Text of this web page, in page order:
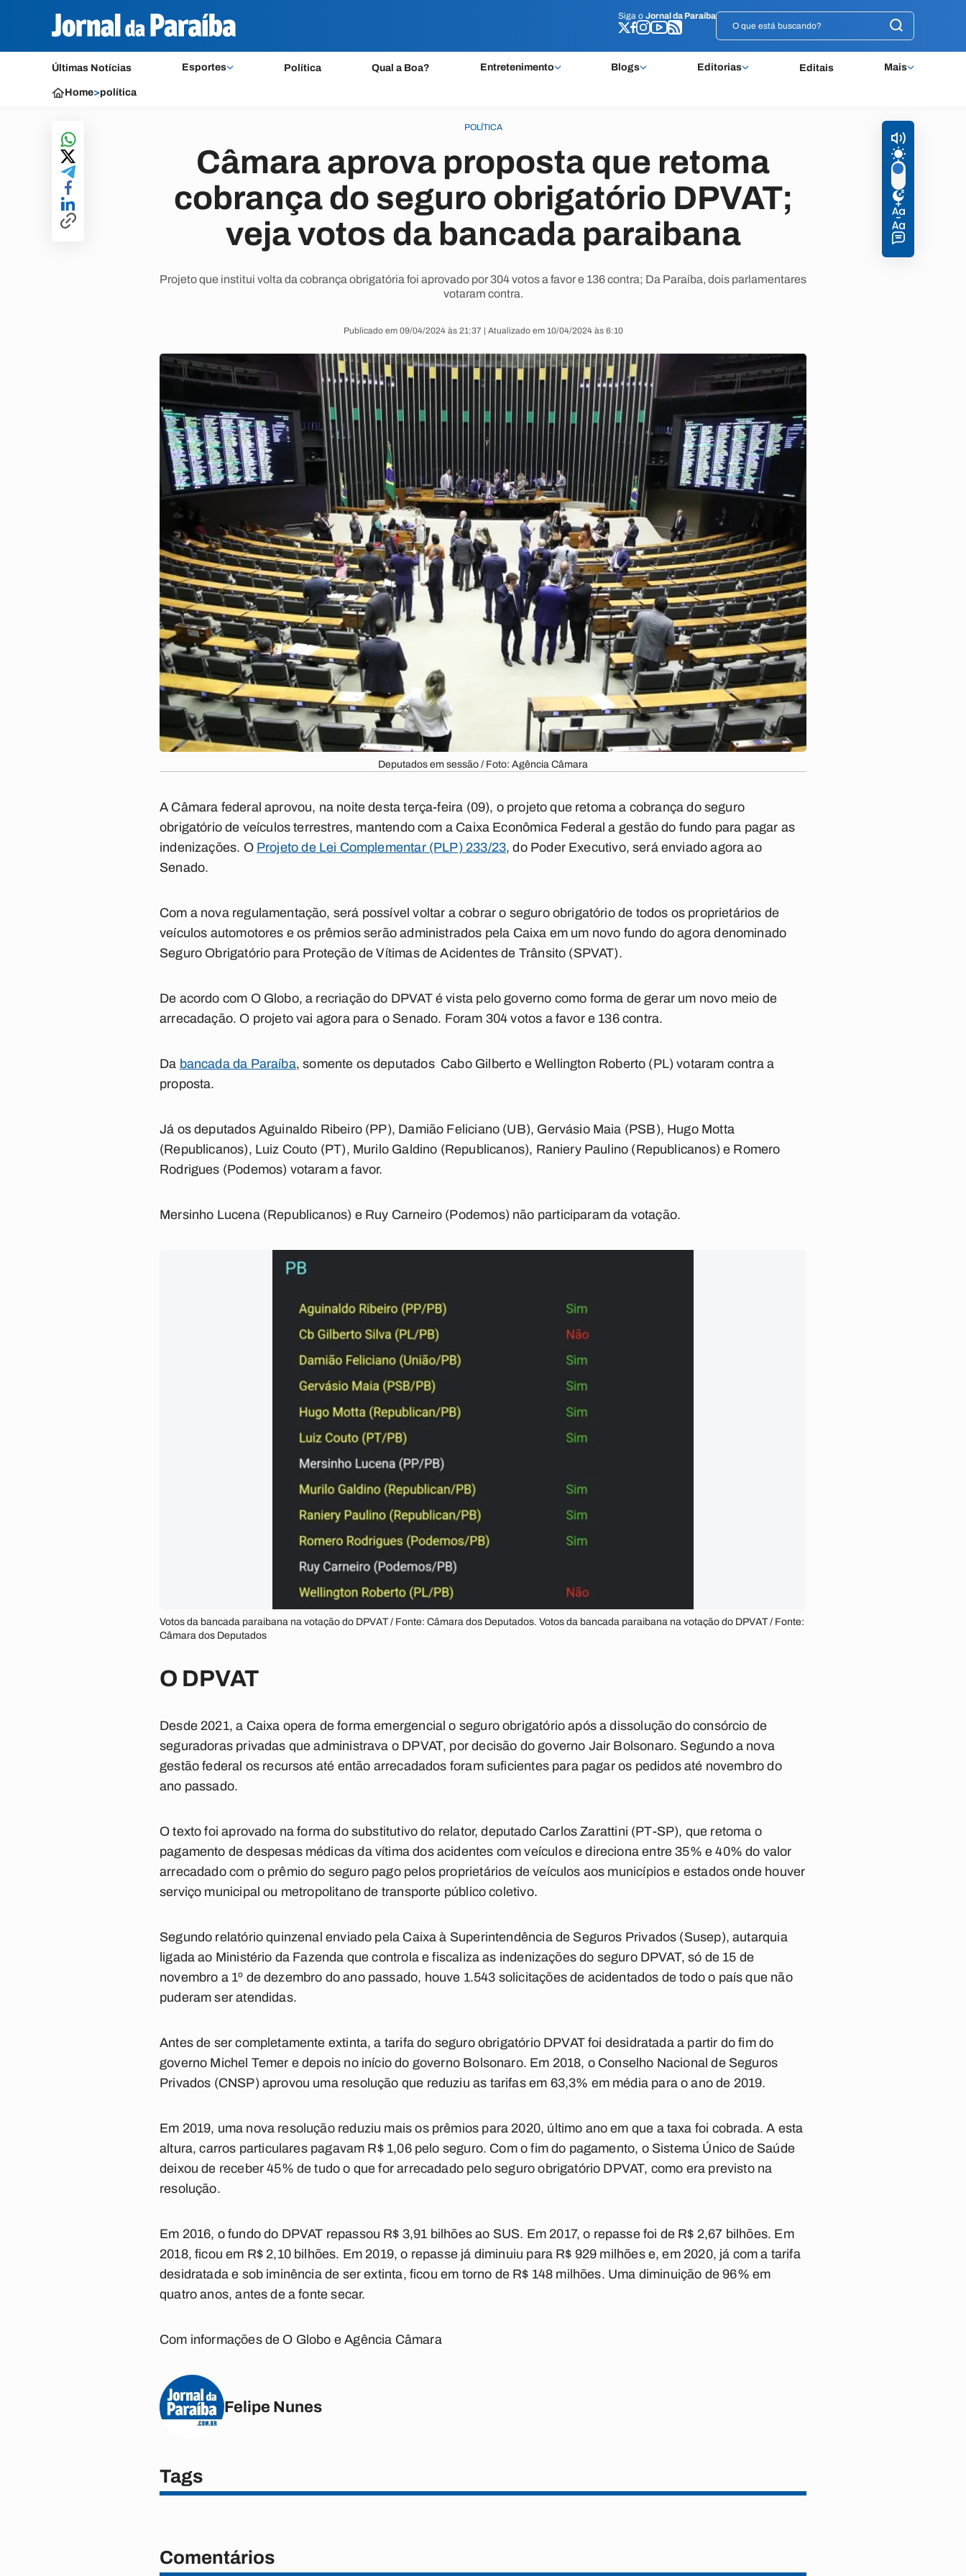
Siga o Jornal da Paraíba
Últimas Notícias Esportes Política Qual a Boa? Entretenimento Blogs Editorias Editais Mais
Siga o Jornal da Paraíba
Home>política
POLÍTICA
Câmara aprova proposta que retoma
cobrança do seguro obrigatório DPVAT;
veja votos da bancada paraibana
Projeto que institui volta da cobrança obrigatória foi aprovado por 304 votos a favor e 136 contra; Da Paraíba, dois parlamentares
votaram contra.
Publicado em 09/04/2024 às 21:37 | Atualizado em 10/04/2024 às 6:10
Deputados em sessão / Foto: Agência Câmara
A Câmara federal aprovou, na noite desta terça-feira (09), o projeto que retoma a cobrança do seguro
obrigatório de veículos terrestres, mantendo com a Caixa Econômica Federal a gestão do fundo para pagar as
indenizações. O Projeto de Lei Complementar (PLP) 233/23, do Poder Executivo, será enviado agora ao
Senado.
Com a nova regulamentação, será possível voltar a cobrar o seguro obrigatório de todos os proprietários de
veículos automotores e os prêmios serão administrados pela Caixa em um novo fundo do agora denominado
Seguro Obrigatório para Proteção de Vítimas de Acidentes de Trânsito (SPVAT).
De acordo com O Globo, a recriação do DPVAT é vista pelo governo como forma de gerar um novo meio de
arrecadação. O projeto vai agora para o Senado. Foram 304 votos a favor e 136 contra.
Da bancada da Paraíba, somente os deputados Cabo Gilberto e Wellington Roberto (PL) votaram contra a
proposta.
Já os deputados Aguinaldo Ribeiro (PP), Damião Feliciano (UB), Gervásio Maia (PSB), Hugo Motta
(Republicanos), Luiz Couto (PT), Murilo Galdino (Republicanos), Raniery Paulino (Republicanos) e Romero
Rodrigues (Podemos) votaram a favor.
Mersinho Lucena (Republicanos) e Ruy Carneiro (Podemos) não participaram da votação.
Votos da bancada paraibana na votação do DPVAT / Fonte: Câmara dos Deputados. Votos da bancada paraibana na votação do DPVAT / Fonte:
Câmara dos Deputados
O DPVAT
Desde 2021, a Caixa opera de forma emergencial o seguro obrigatório após a dissolução do consórcio de
seguradoras privadas que administrava o DPVAT, por decisão do governo Jair Bolsonaro. Segundo a nova
gestão federal os recursos até então arrecadados foram suficientes para pagar os pedidos até novembro do
ano passado.
O texto foi aprovado na forma do substitutivo do relator, deputado Carlos Zarattini (PT-SP), que retoma o
pagamento de despesas médicas da vítima dos acidentes com veículos e direciona entre 35% e 40% do valor
arrecadado com o prêmio do seguro pago pelos proprietários de veículos aos municípios e estados onde houver
serviço municipal ou metropolitano de transporte público coletivo.
Segundo relatório quinzenal enviado pela Caixa à Superintendência de Seguros Privados (Susep), autarquia
ligada ao Ministério da Fazenda que controla e fiscaliza as indenizações do seguro DPVAT, só de 15 de
novembro a 1º de dezembro do ano passado, houve 1.543 solicitações de acidentados de todo o país que não
puderam ser atendidas.
Antes de ser completamente extinta, a tarifa do seguro obrigatório DPVAT foi desidratada a partir do fim do
governo Michel Temer e depois no início do governo Bolsonaro. Em 2018, o Conselho Nacional de Seguros
Privados (CNSP) aprovou uma resolução que reduziu as tarifas em 63,3% em média para o ano de 2019.
Em 2019, uma nova resolução reduziu mais os prêmios para 2020, último ano em que a taxa foi cobrada. A esta
altura, carros particulares pagavam R$ 1,06 pelo seguro. Com o fim do pagamento, o Sistema Único de Saúde
deixou de receber 45% de tudo o que for arrecadado pelo seguro obrigatório DPVAT, como era previsto na
resolução.
Em 2016, o fundo do DPVAT repassou R$ 3,91 bilhões ao SUS. Em 2017, o repasse foi de R$ 2,67 bilhões. Em
2018, ficou em R$ 2,10 bilhões. Em 2019, o repasse já diminuiu para R$ 929 milhões e, em 2020, já com a tarifa
desidratada e sob iminência de ser extinta, ficou em torno de R$ 148 milhões. Uma diminuição de 96% em
quatro anos, antes de a fonte secar.
Com informações de O Globo e Agência Câmara
Felipe Nunes
Tags
Comentários